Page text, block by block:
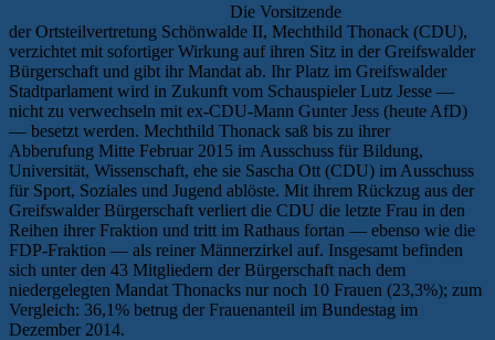
Die Vorsitzende
der Ortsteilvertretung Schönwalde II, Mechthild Thonack (CDU),
verzichtet mit sofortiger Wirkung auf ihren Sitz in der Greifswalder
Bürgerschaft und gibt ihr Mandat ab. Ihr Platz im Greifswalder
Stadtparlament wird in Zukunft vom Schauspieler Lutz Jesse —
nicht zu verwechseln mit ex-CDU-Mann Gunter Jess (heute AfD)
— besetzt werden. Mechthild Thonack saß bis zu ihrer
Abberufung Mitte Februar 2015 im Ausschuss für Bildung,
Universität, Wissenschaft, ehe sie Sascha Ott (CDU) im Ausschuss
für Sport, Soziales und Jugend ablöste. Mit ihrem Rückzug aus der
Greifswalder Bürgerschaft verliert die CDU die letzte Frau in den
Reihen ihrer Fraktion und tritt im Rathaus fortan — ebenso wie die
FDP-Fraktion — als reiner Männerzirkel auf. Insgesamt befinden
sich unter den 43 Mitgliedern der Bürgerschaft nach dem
niedergelegten Mandat Thonacks nur noch 10 Frauen (23,3%); zum
Vergleich: 36,1% betrug der Frauenanteil im Bundestag im
Dezember 2014.